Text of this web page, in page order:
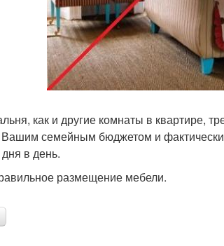
как и другие комнаты в квартире,
Вашим семейным бюджетом и
в день.
размещение мебели.